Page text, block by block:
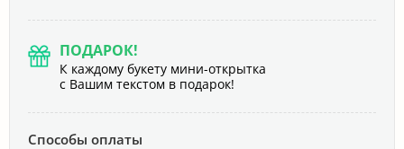
ПОДАРОК!
К каждому букету мини-открытка
с Вашим текстом в подарок!
Способы оплаты